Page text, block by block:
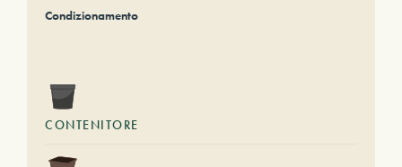
Condizionamento
CONTENITORE